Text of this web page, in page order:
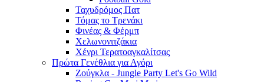
Ταχυδρόμος Πατ
Τόμας το Τρενάκι
Φινέας & Φέρμπ
Χελωνονιτζάκια
Χένρι Τερατοαγκαλίτσας
Πρώτα Γενέθλια για Αγόρι
Ζούγκλα - Jungle Party Let's Go Wild